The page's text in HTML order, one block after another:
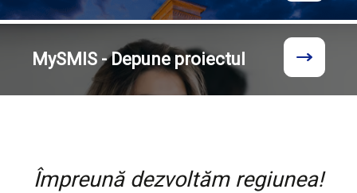
MySMIS - Depune proiectul
Împreună dezvoltăm regiunea!